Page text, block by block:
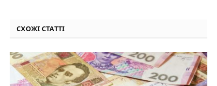
СХОЖІ СТАТТІ